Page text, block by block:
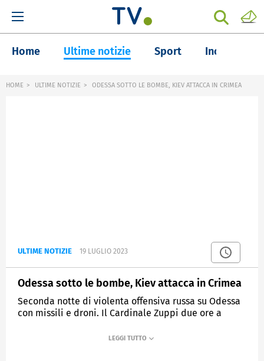
Home Ultime notizie Sport Inchieste
HOME ULTIME NOTIZIE ODESSA SOTTO LE BOMBE, KIEV ATTACCA IN CRIMEA
ULTIME NOTIZIE 19 LUGLIO 2023
Odessa sotto le bombe, Kiev attacca in Crimea
Seconda notte di violenta offensiva russa su Odessa
con missili e droni. Il Cardinale Zuppi due ore a